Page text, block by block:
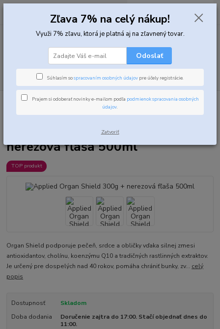
Hľadať
0,00 EUR
Vitamíny, minerály a zdravie
Applied Organ Shield 300g +
Applied Organ Shield 300g +
nerezová fľaša 500ml
TOP produkt
Organ Shield podporuje pečeň, srdce a obličky vďaka silnej zmesi
antioxidantov, cholínu, koenzýmu Q10 a tradičných rastlinných extraktov.
Je určený pre dospelých nad 40 rokov, pomáha chrániť bunky, zv... celý
popis
Dostupnosť
Skladom
Doba dodania
Doručenie zajtra do 17:00. Stačí objednať dnes do
11:00.
Zľava 7% na celý nákup!
Využi 7% zľavu, ktorá je platná aj na zľavnený tovar.
Odoslať
Súhlasím sospracovaním osobných údajov pre účely registrácie.
Prajem si odoberať novinky e-mailom podľa podmienok spracovania osobných
údajov.
Zatvoriť